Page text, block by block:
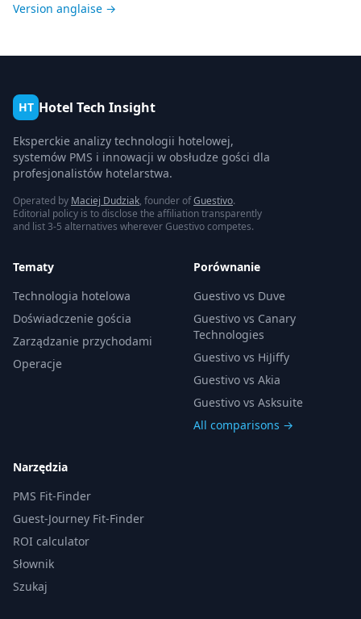
Version anglaise →
HT Hotel Tech Insight
Eksperckie analizy technologii hotelowej,
systemów PMS i innowacji w obsłudze gości dla
profesjonalistów hotelarstwa.
Operated by Maciej Dudziak, founder ofGuestivo.
Editorial policy is to disclose the affiliation transparently
and list 3-5 alternatives wherever Guestivo competes.
Tematy
Technologia hotelowa
Doświadczenie gościa
Zarządzanie przychodami
Operacje
Porównanie
Guestivo vs Duve
Guestivo vs Canary
Technologies
Guestivo vs HiJiffy
Guestivo vs Akia
Guestivo vs Asksuite
All comparisons →
Narzędzia
PMS Fit-Finder
Guest-Journey Fit-Finder
ROI calculator
Słownik
Szukaj